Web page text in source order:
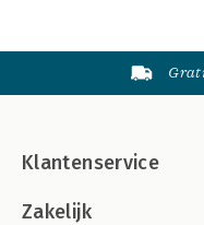
Klantenservice
Zakelijk